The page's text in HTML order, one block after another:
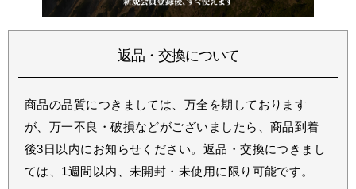
返品・交換について
商品の品質につきましては、万全を期しております
が、万一不良・破損などがございましたら、商品到着
後3日以内にお知らせください。返品・交換につきまし
ては、1週間以内、未開封・未使用に限り可能です。